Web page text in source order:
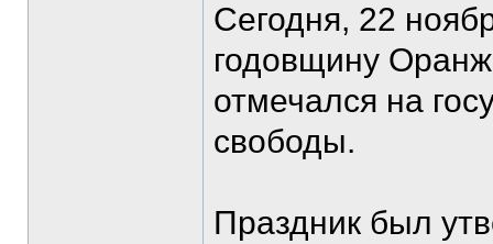
Сегодня, 22
годовщину
отмечался на
свободы.
Праздник был